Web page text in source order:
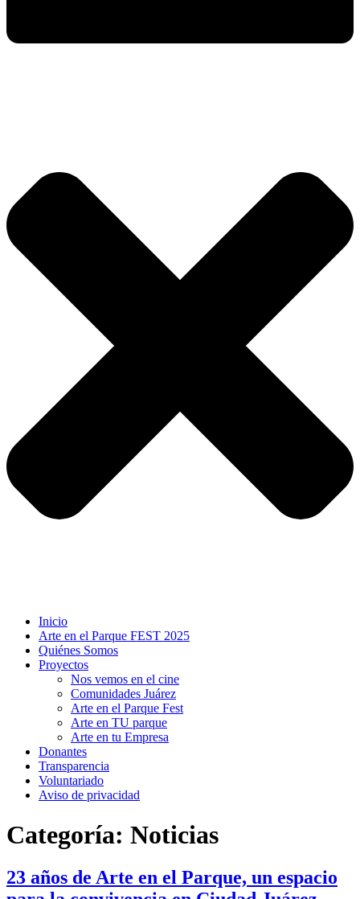
Inicio
Arte en el Parque FEST 2025
Quiénes Somos
Proyectos
Nos vemos en el cine
Comunidades Juárez
Arte en el Parque Fest
Arte en TU parque
Arte en tu Empresa
Donantes
Transparencia
Voluntariado
Aviso de privacidad
Categoría: Noticias
23 años de Arte en el Parque, un espacio